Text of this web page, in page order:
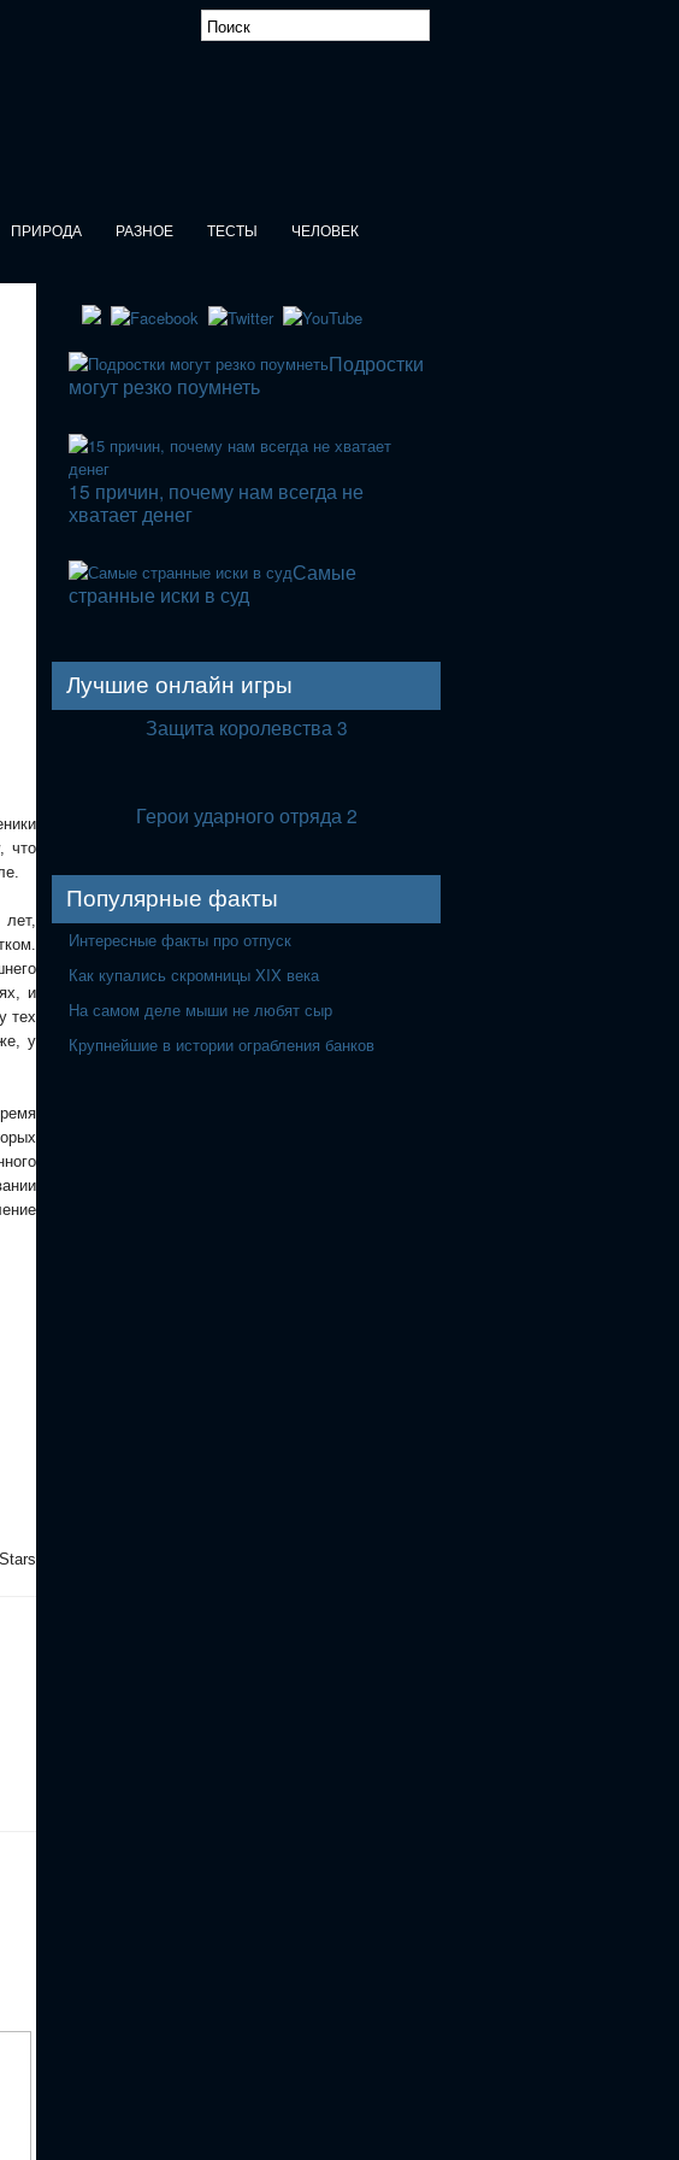
ПРИРОДА РАЗНОЕ ТЕСТЫ ЧЕЛОВЕК
что
и
тех
у
Подростки
могут резко поумнеть
15 причин, почему нам всегда не
хватает денег
Самые
странные иски в суд
Лучшие онлайн игры
Защита королевства 3
Герои ударного отряда 2
Популярные факты
Интересные факты про отпуск
Как купались скромницы XIX века
На самом деле мыши не любят сыр
Крупнейшие в истории ограбления банков